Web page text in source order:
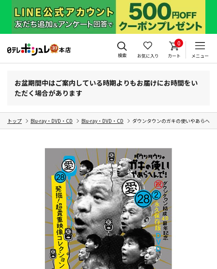
検索 お気に入り
0
カート メニュー
お盆期間中はご案内している時期よりもお届けにお時間をい
ただく場合があります
トップ Blu-ray・DVD・CD Blu-ray・DVD・CD ダウンタウンのガキの使いやあらへ